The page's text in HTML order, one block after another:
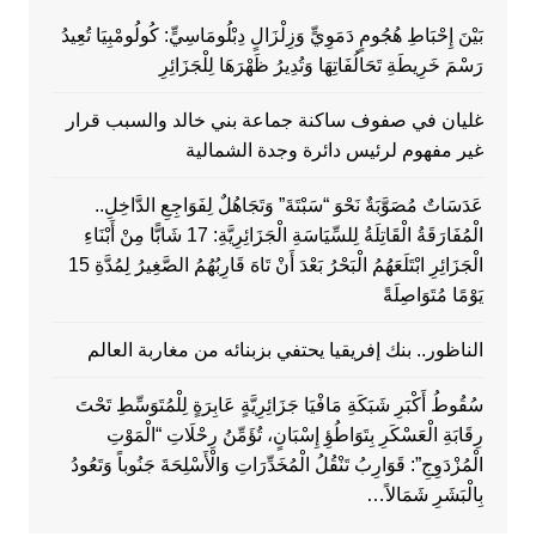
بَيْنَ إِحْبَاطِ هُجُومٍ دَمَوِيٍّ وَزِلْزَالٍ دِبْلُومَاسِيٍّ: كُولُومْبِيَا تُعِيدُ
رَسْمَ خَرِيطَةِ تَحَالُفَاتِهَا وَتُدِيرُ ظَهْرَهَا لِلْجَزَائِرِ
غليان في صفوف ساكنة جماعة بني خالد والسبب قرار
غير مفهوم لرئيس دائرة وجدة الشمالية
عَدَسَاتٌ مُصَوَّبَةٌ نَحْوَ “سَبْتَةَ” وَتَجَاهُلٌ لِفَوَاجِعِ الدَّاخِلِ..
الْمُفَارَقَةُ الْقَاتِلَةُ لِلسِّيَاسَةِ الْجَزَائِرِيَّةِ: 17 شَابًّا مِنْ أَبْنَاءِ
الْجَزَائِرِ ابْتَلَعَهُمُ الْبَحْرُ بَعْدَ أَنْ تَاهَ قَارِبُهُمُ الصَّغِيرُ لِمُدَّةِ 15
يَوْمًا مُتَوَاصِلَةً
الناظور.. بنك إفريقيا يحتفي بزبنائه من مغاربة العالم
سُقُوطُ أَكْبَرِ شَبَكَةِ مَافْيَا جَزَائِرِيَّةٍ عَابِرَةٍ لِلْمُتَوَسِّطِ تَحْتَ
رِقَابَةِ الْعَسْكَرِ بِتَوَاطُؤِ إِسْبَانٍ، تُؤَمِّنُ رِحْلَاتِ “الْمَوْتِ
الْمُزْدَوِجِ”: قَوَارِبُ تَنْقُلُ الْمُخَدِّرَاتِ وَالْأَسْلِحَةَ جَنُوباً وَتَعُودُ
بِالْبَشَرِ شَمَالاً…